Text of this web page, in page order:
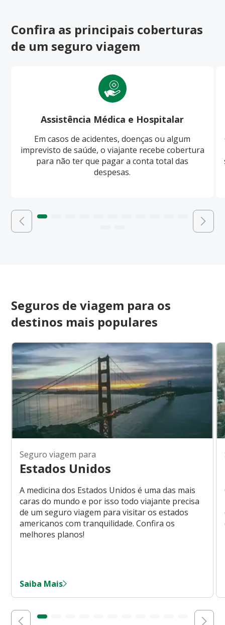
Confira as principais coberturas
de um seguro viagem
Assistência Médica e Hospitalar
Em casos de acidentes, doenças ou algum
imprevisto de saúde, o viajante recebe cobertura
para não ter que pagar a conta total das
despesas.
Seguros de viagem para os
destinos mais populares
Seguro viagem para
Estados Unidos
A medicina dos Estados Unidos é uma das mais
caras do mundo e por isso todo viajante precisa
de um seguro viagem para visitar os estados
americanos com tranquilidade. Confira os
melhores planos!
Saiba Mais